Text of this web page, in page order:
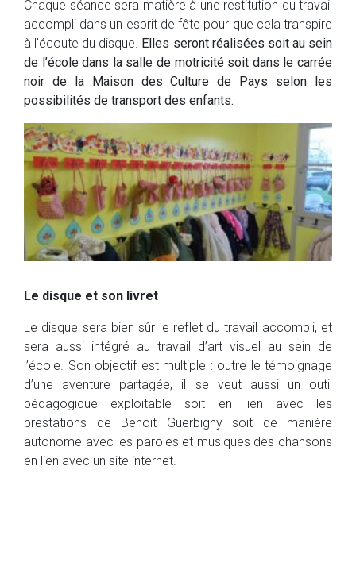
Chaque séance sera matière à une restitution du travail
accompli dans un esprit de fête pour que cela transpire
à l’écoute du disque. Elles seront réalisées soit au sein
de l’école dans la salle de motricité soit dans le carrée
noir de la Maison des Culture de Pays selon les
possibilités de transport des enfants.
Le disque et son livret
Le disque sera bien sûr le reflet du travail accompli, et
sera aussi intégré au travail d’art visuel au sein de
l’école. Son objectif est multiple : outre le témoignage
d’une aventure partagée, il se veut aussi un outil
pédagogique exploitable soit en lien avec les
prestations de Benoit Guerbigny soit de manière
autonome avec les paroles et musiques des chansons
en lien avec un site internet.